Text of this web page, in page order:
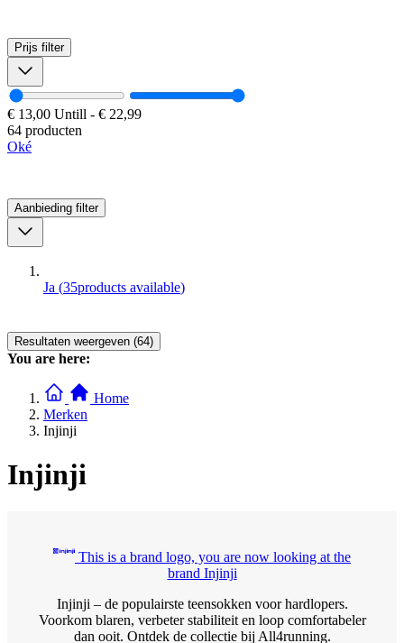
Prijs filter
€ 13,00 Untill - € 22,99
64 producten
Oké
Aanbieding filter
Ja (35products available)
Resultaten weergeven (64)
You are here:
Home
Merken
Injinji
Injinji
This is a brand logo, you are now looking at the
brand Injinji
Injinji – de populairste teensokken voor hardlopers.
Voorkom blaren, verbeter stabiliteit en loop comfortabeler
dan ooit. Ontdek de collectie bij All4running.